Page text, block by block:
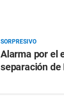
SORPRESIVO
Alarma por el
separación de